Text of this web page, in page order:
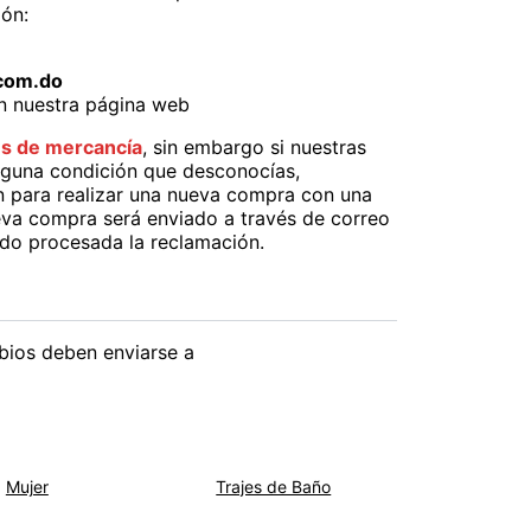
nuestra página web
de mercancía, sin embargo si nuestras
condición que desconocías,
realizar una nueva compra con una
compra será enviado a través de correo
procesada la reclamación.
deben enviarse a
Mujer Trajes de Baño